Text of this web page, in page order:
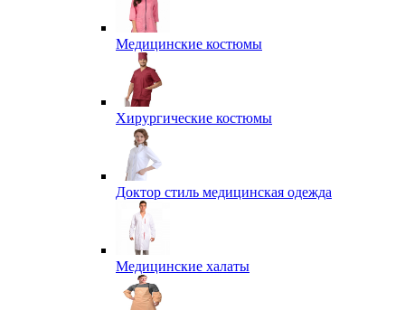
Медицинские костюмы
Хирургические костюмы
Доктор стиль медицинская одежда
Медицинские халаты